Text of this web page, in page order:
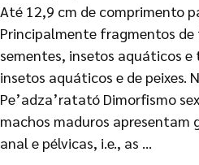
Até 12,9 cm de comprimento
Principalmente fragmentos
sementes, insetos aquáticos e
insetos aquáticos e de peixes.
Pe’adza’ratató Dimorfismo
machos maduros apresentam
anal e pélvicas, i.e., as …